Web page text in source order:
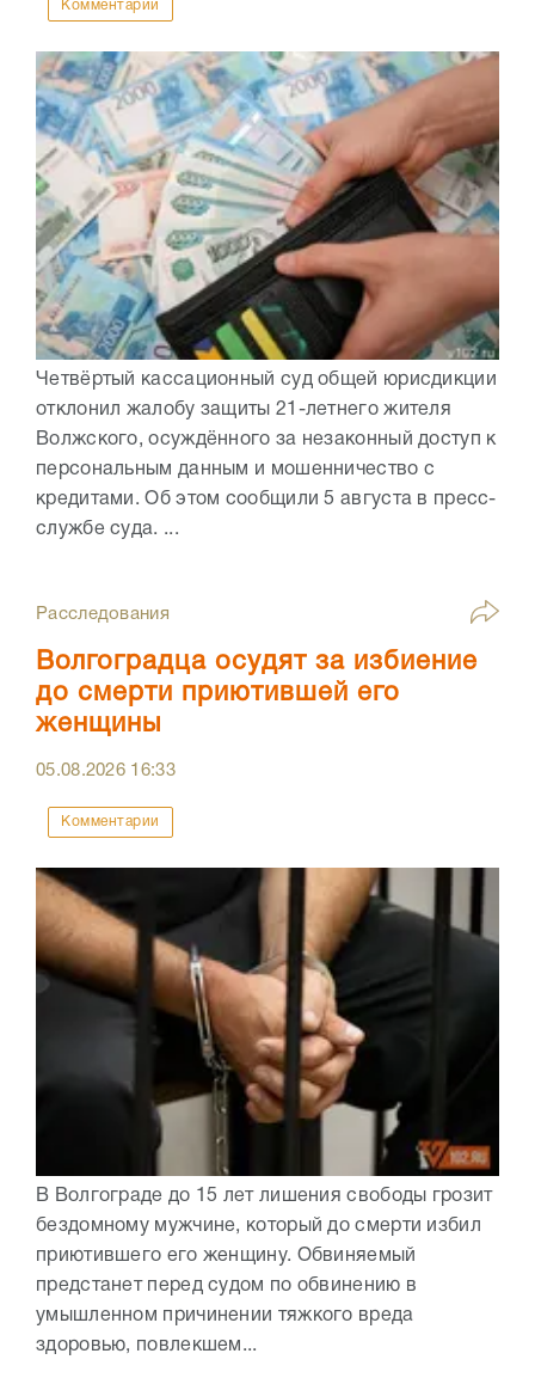
Комментарии
Четвёртый кассационный суд общей юрисдикции
отклонил жалобу защиты 21-летнего жителя
Волжского, осуждённого за незаконный доступ к
персональным данным и мошенничество с
кредитами. Об этом сообщили 5 августа в пресс-
службе суда. ...
Расследования
Волгоградца осудят за избиение
до смерти приютившей его
женщины
05.08.2026 16:33
Комментарии
В Волгограде до 15 лет лишения свободы грозит
бездомному мужчине, который до смерти избил
приютившего его женщину. Обвиняемый
предстанет перед судом по обвинению в
умышленном причинении тяжкого вреда
здоровью, повлекшем...